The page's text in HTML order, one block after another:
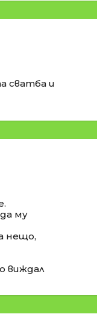
сватба и
му
нещо,
виждал